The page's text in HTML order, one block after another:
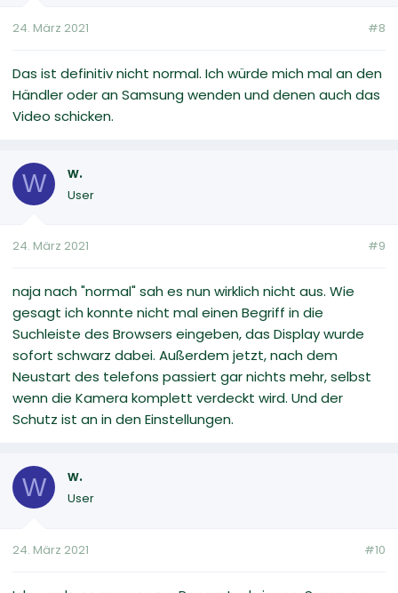
24. März 2021 #8
Das ist definitiv nicht normal. Ich würde mich mal an den
Händler oder an Samsung wenden und denen auch das
Video schicken.
W w.
User
24. März 2021 #9
naja nach "normal" sah es nun wirklich nicht aus. Wie
gesagt ich konnte nicht mal einen Begriff in die
Suchleiste des Browsers eingeben, das Display wurde
sofort schwarz dabei. Außerdem jetzt, nach dem
Neustart des telefons passiert gar nichts mehr, selbst
wenn die Kamera komplett verdeckt wird. Und der
Schutz ist an in den Einstellungen.
W w.
User
24. März 2021 #10